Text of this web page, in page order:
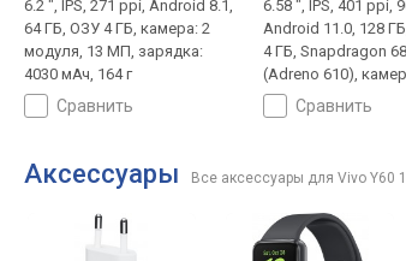
6.2 ", IPS, 271 ppi, Android 8.1,
64 ГБ, ОЗУ 4 ГБ, камера: 2
модуля, 13 МП, зарядка:
4030 мАч, 164 г
сравнить
6.58 ", IPS, 401 ppi,
Android 11.0, 128
4 ГБ, Snapdragon
(Adreno 610),
модуля, 50 МП, Wi-Fi
защита IP54,
сравнить
Аксессуары Все аксессуары для Vivo Y60